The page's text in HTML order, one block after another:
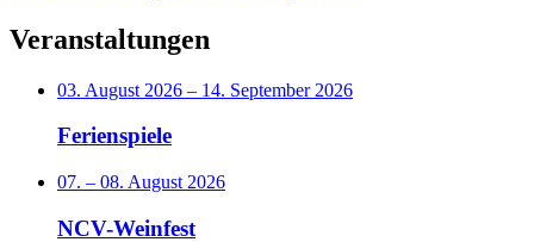
Veranstaltungen
03. August 2026 – 14. September 2026
Ferienspiele
07. – 08. August 2026
NCV-Weinfest